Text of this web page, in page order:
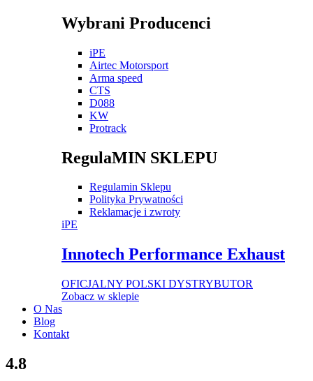
Wybrani Producenci
iPE
Airtec Motorsport
Arma speed
CTS
D088
KW
Protrack
RegulaMIN SKLEPU
Regulamin Sklepu
Polityka Prywatności
Reklamacje i zwroty
iPE
Innotech Performance Exhaust
OFICJALNY POLSKI DYSTRYBUTOR
Zobacz w sklepie
O Nas
Blog
Kontakt
4.8